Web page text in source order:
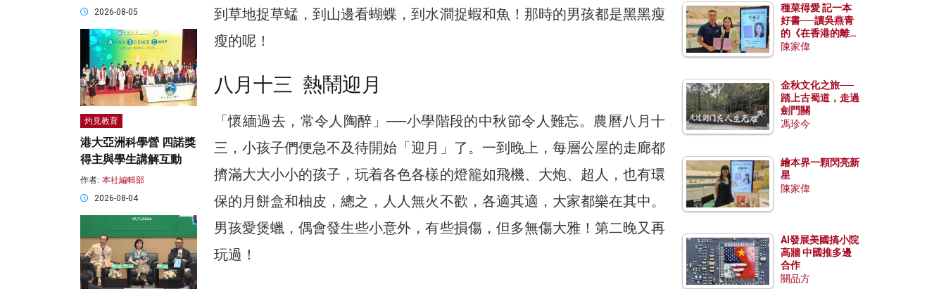
到草地捉草蜢，到山邊看蝴蝶，到水澗捉蝦和魚！那時的男孩都是黑黑瘦
瘦的呢！
八月十三 熱鬧迎月
「懷緬過去，常令人陶醉」──小學階段的中秋節令人難忘。農曆八月十
三，小孩子們便急不及待開始「迎月」了。一到晚上，每層公屋的走廊都
擠滿大大小小的孩子，玩着各色各樣的燈籠如飛機、大炮、超人，也有環
保的月餅盒和柚皮，總之，人人無火不歡，各適其適，大家都樂在其中。
男孩愛煲蠟，偶會發生些小意外，有些損傷，但多無傷大雅！第二晚又再
玩過！
2026-08-05
灼見教育
港大亞洲科學營 四諾獎
得主與學生講解互動
作者: 本社編輯部
2026-08-04
種菜得愛 記一本
好書──讀吳燕青
的《在香港的離島
種菜》
陳家偉
金秋文化之旅──
踏上古蜀道，走過
劍門關
馮珍今
繪本界一顆閃亮新
星
陳家偉
AI發展美國搞小院
高牆 中國推多邊
合作
關品方